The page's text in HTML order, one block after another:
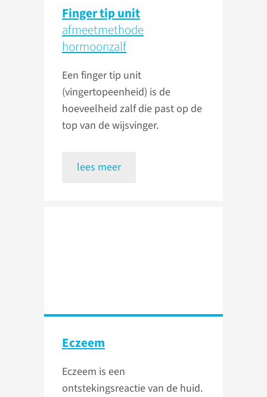
Finger tip unit
afmeetmethode
hormoonzalf
Een finger tip unit
(vingertopeenheid) is de
hoeveelheid zalf die past op de
top van de wijsvinger.
lees meer
Eczeem
Eczeem is een
ontstekingsreactie van de huid.